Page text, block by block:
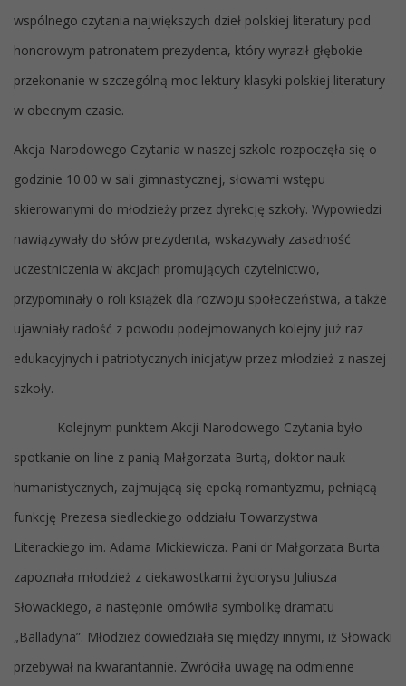
wspólnego czytania największych dzieł polskiej literatury pod
honorowym patronatem prezydenta, który wyraził głębokie
przekonanie w szczególną moc lektury klasyki polskiej literatury
w obecnym czasie.
Akcja Narodowego Czytania w naszej szkole rozpoczęła się o
godzinie 10.00 w sali gimnastycznej, słowami wstępu
skierowanymi do młodzieży przez dyrekcję szkoły. Wypowiedzi
nawiązywały do słów prezydenta, wskazywały zasadność
uczestniczenia w akcjach promujących czytelnictwo,
przypominały o roli książek dla rozwoju społeczeństwa, a także
ujawniały radość z powodu podejmowanych kolejny już raz
edukacyjnych i patriotycznych inicjatyw przez młodzież z naszej
szkoły.
Kolejnym punktem Akcji Narodowego Czytania było
spotkanie on-line z panią Małgorzata Burtą, doktor nauk
humanistycznych, zajmującą się epoką romantyzmu, pełniącą
funkcję Prezesa siedleckiego oddziału Towarzystwa
Literackiego im. Adama Mickiewicza. Pani dr Małgorzata Burta
zapoznała młodzież z ciekawostkami życiorysu Juliusza
Słowackiego, a następnie omówiła symbolikę dramatu
„Balladyna”. Młodzież dowiedziała się między innymi, iż Słowacki
przebywał na kwarantannie. Zwróciła uwagę na odmienne